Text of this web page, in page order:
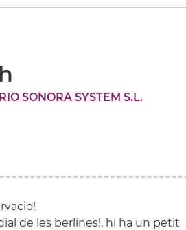
SONORA SYSTEM S.L.
de les berlines!, hi ha un petit